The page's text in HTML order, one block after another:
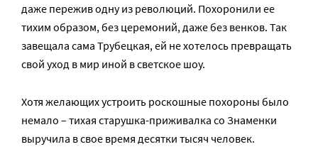
даже пережив одну из революций. Похоронили ее
тихим образом, без церемоний, даже без венков. Так
завещала сама Трубецкая, ей не хотелось превращать
свой уход в мир иной в светское шоу.
Хотя желающих устроить роскошные похороны было
немало – тихая старушка-приживалка со Знаменки
выручила в свое время десятки тысяч человек.